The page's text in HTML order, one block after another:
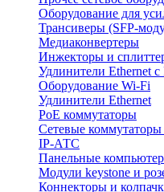
Оборудование для
Трансиверы (SFP-
Медиаконвертеры
Инжекторы и
Удлинители Ethernet с
Оборудование Wi-Fi
Удлинители Ethernet
PoE коммутаторы
Сетевые коммутаторы
IP-АТС
Панельные
Модули keystone и
Коннекторы и